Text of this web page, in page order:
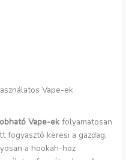
Vape-ek
Vape-ek folyamatosan
fogyasztó keresi a gazdag,
a hookah-hoz